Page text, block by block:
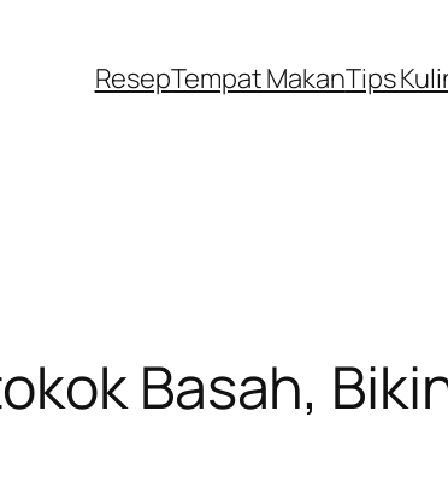
ResepTempat MakanTips
Basah,